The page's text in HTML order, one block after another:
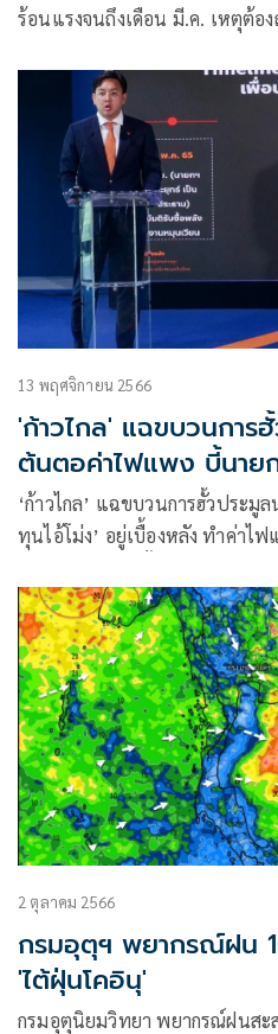
ร้อนแรงจนถึงเดือน มี.ค. เหตุต้อ
13 พฤศจิกายน 2566
'ก้าวไกล' แฉขบวนการ
ต้นตอค่าไฟแพง บี้นา
‘ก้าวไกล’ แฉขบวนการฮั้วประมูลนโ
ทุนไอ้โม่ง’ อยู่เบื้องหลัง ทำค่าไ
2 ตุลาคม 2566
กรมอุตุฯ พยากรณ์ฝน
'ไต้ฝุ่นโคอินุ'
กรมอุตุนิยมวิทยา พยากรณ์ฝนส